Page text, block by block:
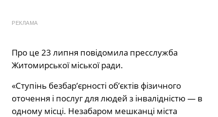
РЕКЛАМА
Про це 23 липня повідомила пресслужба
Житомирської міської ради.
«Ступінь безбар’єрності об’єктів фізичного
оточення і послуг для людей з інвалідністю — в
одному місці. Незабаром мешканці міста